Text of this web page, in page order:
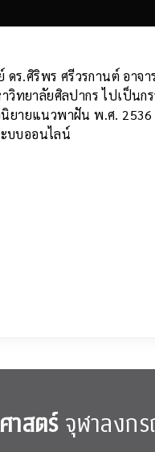
ดร.ศิริพร ศรีวรกานต์ อา
วิทยาลัยศิลปากร ไปเป็น
ยายแนวพาฝัน พ.ศ. 2536
บบออนไลน์
าสตร์จุฬาลงก